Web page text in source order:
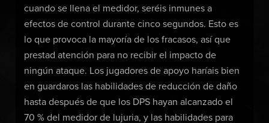
cuando se llena el medidor, seréis inmunes a
efectos de control durante cinco segundos. Esto es
lo que provoca la mayoría de los fracasos, así que
prestad atención para no recibir el impacto de
ningún ataque. Los jugadores de apoyo haríais bien
en guardaros las habilidades de reducción de daño
hasta después de que los DPS hayan alcanzado el
70 % del medidor de lujuria, y las habilidades para